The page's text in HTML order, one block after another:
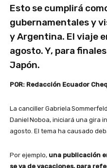
Esto se cumplirá
gubernamentales y
y Argentina. El viaje
agosto. Y, para
Japón.
POR: Redacción Ecuador
La canciller Gabriela
Daniel Noboa, iniciará una gira
agosto. El tema ha causado
Por ejemplo, una publicación
se va de vacaciones, para